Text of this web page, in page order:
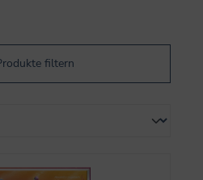
filtern